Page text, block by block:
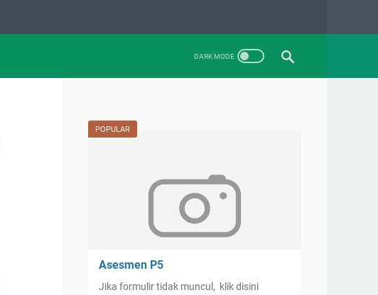
POPULAR
Asesmen P5
Jika formulir tidak muncul, klik disini